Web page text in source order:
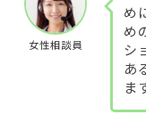
女性相談員
め
め
シ
あ
ま